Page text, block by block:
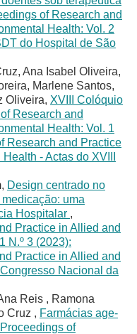
of Research and
Health: Vol. 2
do Hospital de São
Ana Isabel Oliveira,
Marlene Santos,
Oliveira, XVIII Colóquio
Research and
Health: Vol. 1
Research and Practice
- Actas do XVIII
Design centrado no
uma
Hospitalar ,
Practice in Allied and
N.º 3 (2023):
Practice in Allied and
Nacional da
Reis , Ramona
Cruz , Farmácias age-
Proceedings of